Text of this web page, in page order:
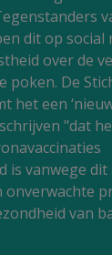
dit op social
over de
poken. De
het een
schrijven "dat
is vanwege
onverwachte
van